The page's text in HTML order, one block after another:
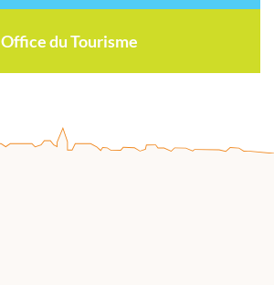
Office du Tourisme